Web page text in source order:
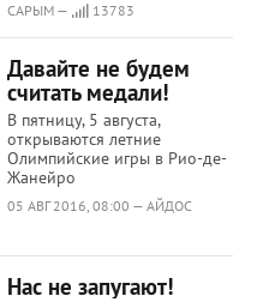
САРЫМ —
13783
Давайте не будем
считать медали!
В пятницу, 5 августа,
открываются летние
Олимпийские игры в Рио-де-
Жанейро
05 АВГ 2016, 08:00 — АЙДОС
Нас не запугают!